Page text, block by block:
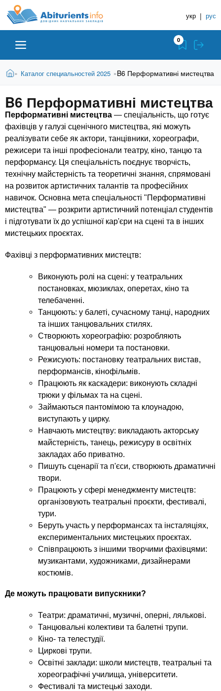
A
b
i
t
u
r
i
e
n
t
о
в
д
н
к
Н
а
в
ч
а
л
ь
н
и
з
укр | рус
Абітурієнту
ЗВО (ВНЗ)
Коледжі
Курси
Приватні школи
MBA
Онлайн курси
За кордоном
0
В
т
у
т
Головна
» Каталог специальностей 2025 »B6 Перформативні мистецтва
B6 Перформативні мистецтва
Перформативні мистецтва — спеціальність, що готує
фахівців у галузі сценічного мистецтва, які можуть
реалізувати себе як актори, танцівники, хореографи,
режисери та інші професіонали театру, кіно, танцю та
перформансу. Ця спеціальність поєднує творчість,
технічну майстерність та теоретичні знання, спрямовані
на розвиток артистичних талантів та професійних
навичок. Основна мета спеціальності "Перформативні
мистецтва" — розкрити артистичний потенціал студентів
і підготувати їх до успішної кар'єри на сцені та в інших
мистецьких проєктах.
Фахівці з перформативних мистецтв:
Виконують ролі на сцені: у театральних
постановках, мюзиклах, оперетах, кіно та
телебаченні.
Танцюють: у балеті, сучасному танці, народних
та інших танцювальних стилях.
Створюють хореографію: розробляють
танцювальні номери та постановки.
Режисують: постановку театральних вистав,
перформансів, кінофільмів.
Працюють як каскадери: виконують складні
трюки у фільмах та на сцені.
Займаються пантомімою та клоунадою,
виступають у цирку.
Навчають мистецтву: викладають акторську
майстерність, танець, режисуру в освітніх
закладах або приватно.
Пишуть сценарії та п'єси, створюють драматичні
твори.
Працюють у сфері менеджменту мистецтв:
організовують театральні проєкти, фестивалі,
тури.
Беруть участь у перформансах та інсталяціях,
експериментальних мистецьких проєктах.
Співпрацюють з іншими творчими фахівцями:
музикантами, художниками, дизайнерами
костюмів.
Де можуть працювати випускники?
Театри: драматичні, музичні, оперні, лялькові.
Танцювальні колективи та балетні трупи.
Кіно- та телестудії.
Циркові трупи.
Освітні заклади: школи мистецтв, театральні та
хореографічні училища, університети.
Фестивалі та мистецькі заходи.